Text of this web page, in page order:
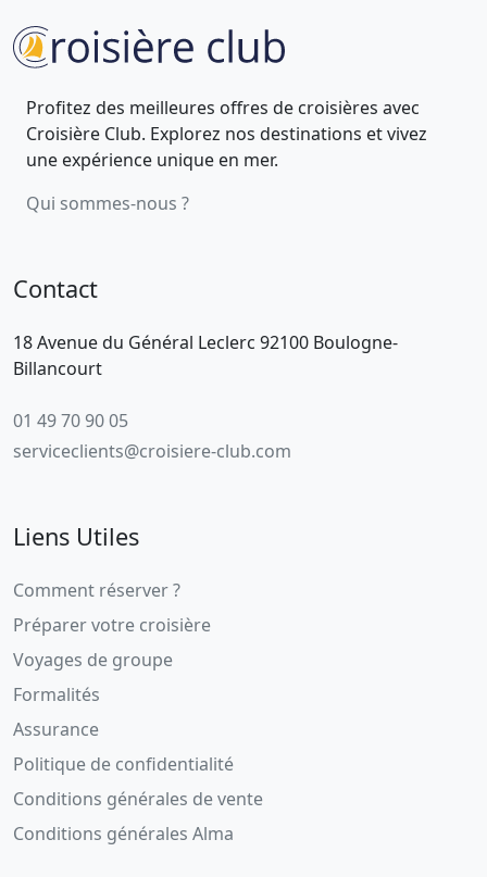
Profitez des meilleures offres de croisières avec
Croisière Club. Explorez nos destinations et vivez
une expérience unique en mer.
Qui sommes-nous ?
Contact
18 Avenue du Général Leclerc 92100 Boulogne-
Billancourt
01 49 70 90 05
serviceclients@croisiere-club.com
Liens Utiles
Comment réserver ?
Préparer votre croisière
Voyages de groupe
Formalités
Assurance
Politique de confidentialité
Conditions générales de vente
Conditions générales Alma